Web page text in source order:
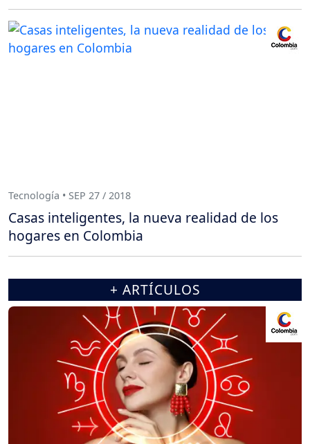
Tecnología • SEP 27 / 2018
Casas inteligentes, la nueva realidad de los
hogares en Colombia
+ ARTÍCULOS